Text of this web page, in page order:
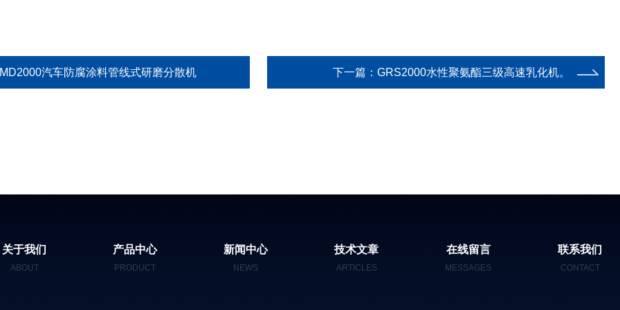
汽车防腐涂料管线式研磨分散机 下一篇： GRS2000水性聚氨酯三级高速乳化机。
关于我们
ABOUT
产品中心
PRODUCT
新闻中心
NEWS
技术文章
ARTICLES
在线留言
MESSAGES
联系我们
CONTACT